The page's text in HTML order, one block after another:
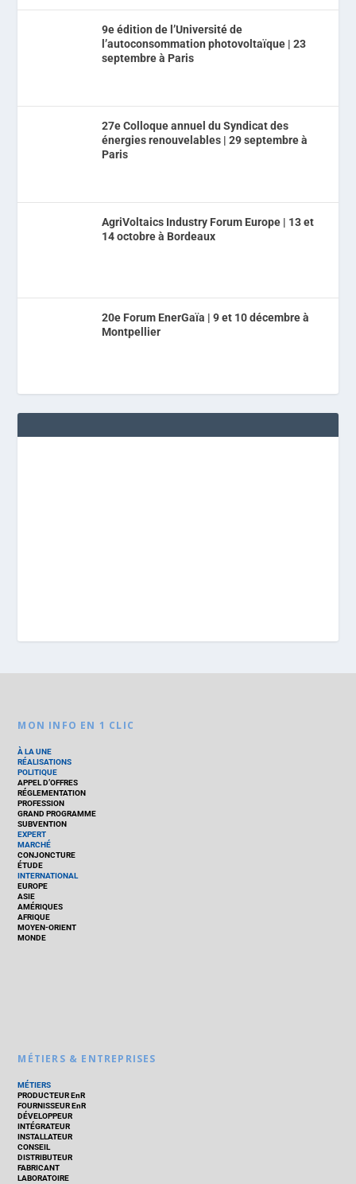
9e édition de l’Université de
l’autoconsommation photovoltaïque | 23
septembre à Paris
27e Colloque annuel du Syndicat des
énergies renouvelables | 29 septembre à
Paris
AgriVoltaics Industry Forum Europe | 13 et
14 octobre à Bordeaux
20e Forum EnerGaïa | 9 et 10 décembre à
Montpellier
MON INFO EN 1 CLIC
À LA UNE
RÉALISATIONS
POLITIQUE
APPEL D’OFFRES
RÉGLEMENTATION
PROFESSION
GRAND PROGRAMME
SUBVENTION
EXPERT
MARCHÉ
CONJONCTURE
ÉTUDE
INTERNATIONAL
EUROPE
ASIE
AMÉRIQUES
AFRIQUE
MOYEN-ORIENT
MONDE
MÉTIERS & ENTREPRISES
MÉTIERS
PRODUCTEUR EnR
FOURNISSEUR EnR
DÉVELOPPEUR
INTÉGRATEUR
INSTALLATEUR
CONSEIL
DISTRIBUTEUR
FABRICANT
LABORATOIRE